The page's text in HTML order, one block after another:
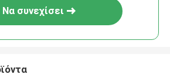
Να συνεχίσει